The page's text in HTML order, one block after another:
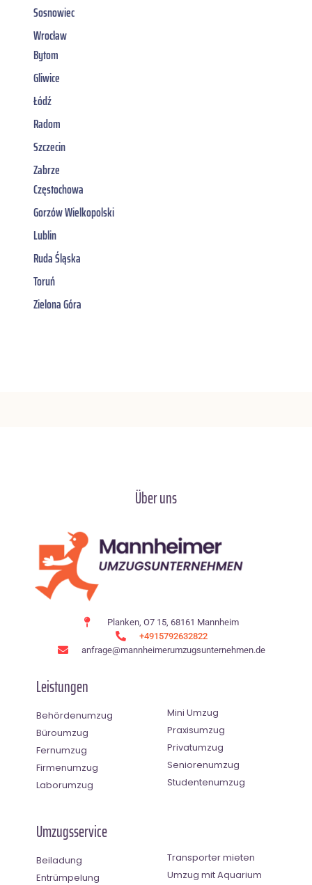
Sosnowiec
Wrocław
Bytom
Gliwice
Łódź
Radom
Szczecin
Zabrze
Częstochowa
Gorzów Wielkopolski
Lublin
Ruda Śląska
Toruń
Zielona Góra
Über uns
Planken, O7 15, 68161 Mannheim
+4915792632822
anfrage@mannheimerumzugsunternehmen.de
Leistungen
Behördenumzug
Büroumzug
Fernumzug
Firmenumzug
Laborumzug
Mini Umzug
Praxisumzug
Privatumzug
Seniorenumzug
Studentenumzug
Umzugsservice
Beiladung
Entrümpelung
Transporter mieten
Umzug mit Aquarium